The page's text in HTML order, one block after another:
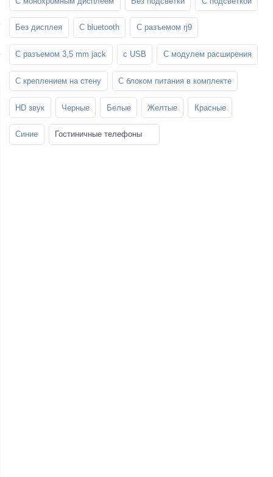
Без дисплея С bluetooth С разъемом rj9
С разъемом 3,5 mm jack с USB С модулем расширения
С креплением на стену С блоком питания в комплекте
HD звук Черные Белые Желтые Красные
Синие Гостиничные телефоны
Стойки и крепления для панелей и
телевизоров
Демо-комплекты ВКС
Шахтные телефоны
Звукоизоляционные кабины
SFP-модули
3G/4G LTE и ADSL модемы
Мобильные телефоны